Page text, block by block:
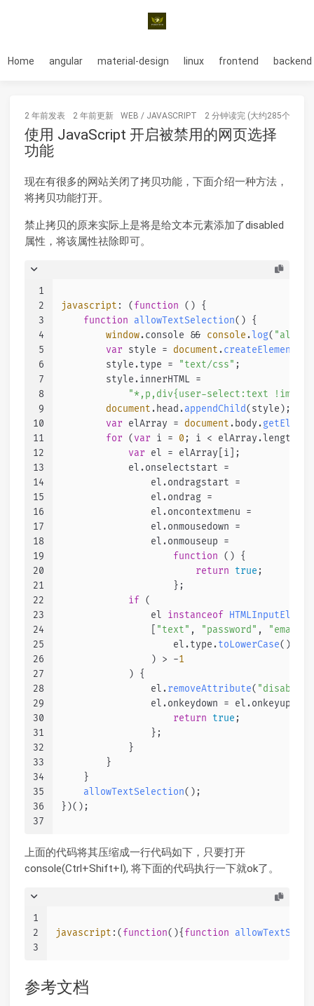
Home angular material-design linux frontend backend
2 年前发表 2 年前更新 WEB / JAVASCRIPT 2 分钟读完 (大约285个字)
使用 JavaScript 开启被禁用的网页选择
功能
现在有很多的网站关闭了拷贝功能，下面介绍一种方法，
将拷贝功能打开。
禁止拷贝的原来实际上是将是给文本元素添加了disabled
属性，将该属性祛除即可。
1
2
3
4
5
6
7
8
9
10
11
12
13
14
15
16
17
18
19
20
21
22
23
24
25
26
27
28
29
30
31
32
33
34
35
36
37
javascript : ( function ( ) {
function
allowTextSelection( ) {
window.console && console. log(
var style = document.createElement
        style.
type = "text/css" ;
        style.
innerHTML =
"*,p,div{user-select:text
document. head .appendChild(style);
var elArray = document. body.
for ( var i = 0 ; i < elArray. length
var el = elArray[i];
            el.
onselectstart =
                el.
ondragstart =
                el.
ondrag =
                el.
oncontextmenu =
                el.
onmousedown =
                el.
onmouseup =
function ( ) {
return
true ;
                    };
if (
                el
instanceof
"text" , "password" , "email"
                    el.
type.toLowerCase()
                ) > -
1
            ) {
                el.
removeAttribute( "disabled"
                el.
onkeydown = el.onkeyup
return
true ;
                };
            }
        }
    }
allowTextSelection();
})();
上面的代码将其压缩成一行代码如下，只要打开
console(Ctrl+Shift+I), 将下面的代码执行一下就ok了。
1
2
3
javascript :( function( ){ function
参考文档